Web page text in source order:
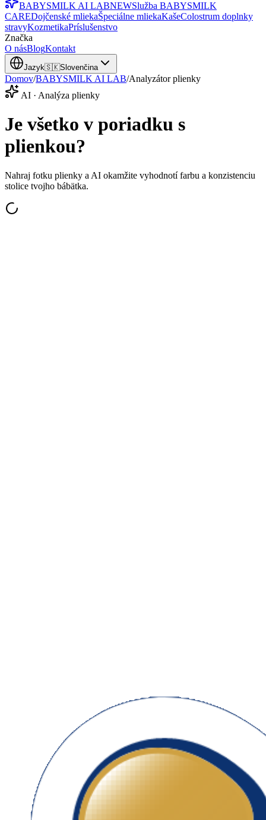
BABYSMILK AI LABNEWSlužba BABYSMILK
CAREDojčenské mliekaŠpeciálne mliekaKašeColostrum doplnky
stravyKozmetikaPríslušenstvo
Značka
O násBlogKontakt
Jazyk🇸🇰Slovenčina
Domov/BABYSMILK AI LAB/Analyzátor plienky
AI · Analýza plienky
Je všetko v poriadku s
plienkou?
Nahraj fotku plienky a AI okamžite vyhodnotí farbu a konzistenciu
stolice tvojho bábätka.